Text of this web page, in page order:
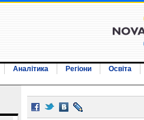
Аналітика Регіони
Освіта